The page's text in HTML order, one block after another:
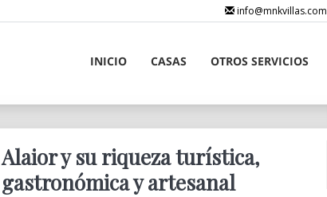
info@mnkvillas.com
INICIO CASAS OTROS SERVICIOS
Alaior y su riqueza turística,
gastronómica y artesanal